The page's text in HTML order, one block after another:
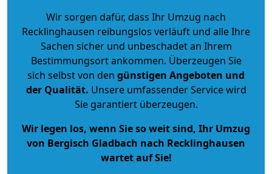
Wir sorgen dafür, dass Ihr Umzug nach
Recklinghausen reibungslos verläuft und alle Ihre
Sachen sicher und unbeschadet an Ihrem
Bestimmungsort ankommen. Überzeugen Sie
sich selbst von den günstigen Angeboten und
der Qualität. Unsere umfassender Service wird
Sie garantiert überzeugen.
Wir legen los, wenn Sie so weit sind, Ihr Umzug
von Bergisch Gladbach nach Recklinghausen
wartet auf Sie!